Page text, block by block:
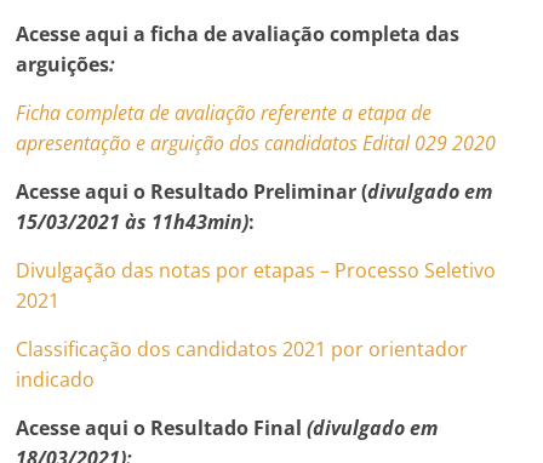
Acesse aqui a ficha de avaliação completa das
arguições:
Ficha completa de avaliação referente a etapa de
apresentação e arguição dos candidatos Edital 029 2020
Acesse aqui o Resultado Preliminar (divulgado em
15/03/2021 às 11h43min):
Divulgação das notas por etapas – Processo Seletivo
2021
Classificação dos candidatos 2021 por orientador
indicado
Acesse aqui o Resultado Final (divulgado em